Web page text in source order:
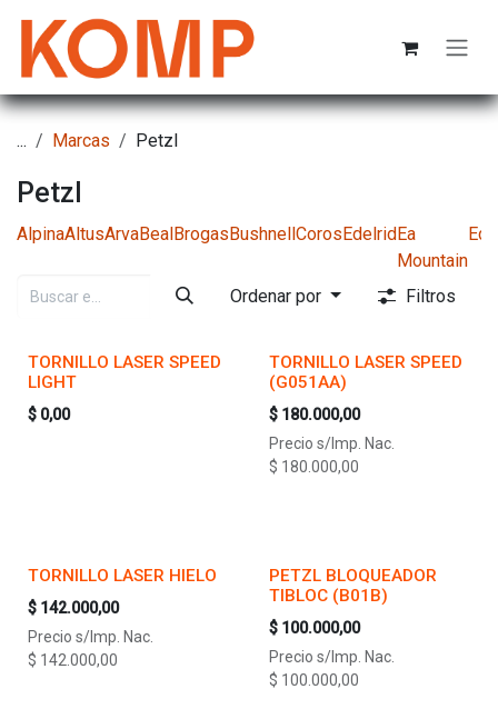
... Marcas Petzl
Petzl
AlpinaAltusArvaBealBrogasBushnellCorosEdelridEa
Mountain
Ordenar por Filtros
TORNILLO LASER SPEED
LIGHT
$ 0,00
TORNILLO LASER SPEED
(G051AA)
$ 180.000,00
Precio s/Imp. Nac.
$ 180.000,00
TORNILLO LASER HIELO
$ 142.000,00
Precio s/Imp. Nac.
$ 142.000,00
PETZL BLOQUEADOR
TIBLOC (B01B)
$ 100.000,00
Precio s/Imp. Nac.
$ 100.000,00